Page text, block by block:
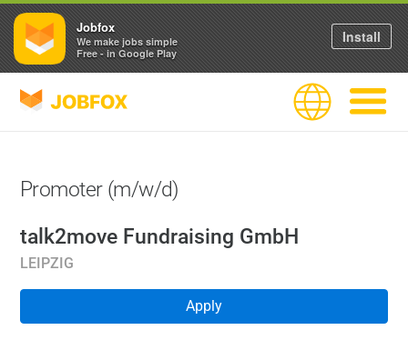
JOBFOX Navigate
Language
Promoter (m/w/d)
talk2move Fundraising GmbH
LEIPZIG
Apply
Jobfox
We make jobs simple
Free - in Google Play
Install